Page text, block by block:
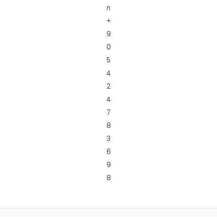
n
+
9
0
5
4
2
4
7
8
3
6
9
8